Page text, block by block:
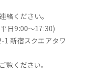
絡ください。
日9:00～17:30)
新宿スクエアタワ
覧ください。